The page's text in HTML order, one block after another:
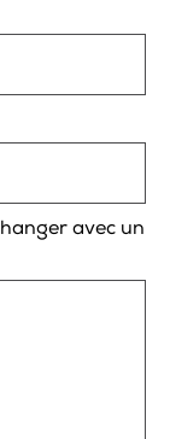
avec un